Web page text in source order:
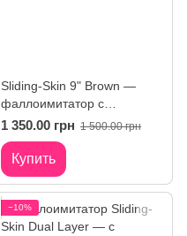
Sliding-Skin 9" Brown —
фаллоимитатор с
подвижной кожей и двойной
плотностью
1 350.00 грн 1 500.00 грн
Купить
−10%